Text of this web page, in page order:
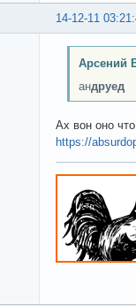
14-12-11
Арсений
андруед
Ах вон оно
https://